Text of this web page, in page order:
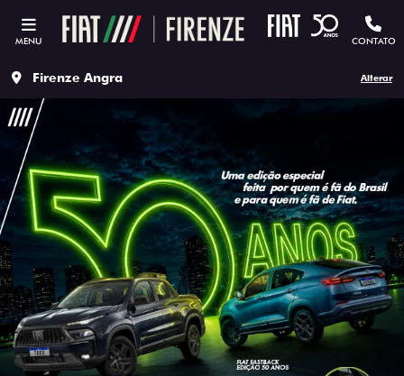
MENU CONTATO
Firenze Angra Alterar